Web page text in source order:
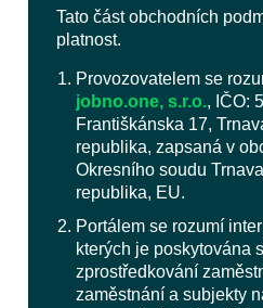
Tato část obchodních
platnost.
Provozovatelem se
jobno.one, s.r.o., IČO:
Františkánska 17,
republika, zapsaná v
Okresního soudu
republika, EU.
Portálem se rozumí
kterých je poskytována
zprostředkování
zaměstnání a subjekty